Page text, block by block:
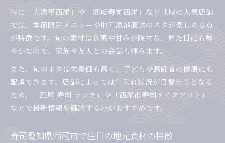
特に「大漁亭西尾」や「回転寿司西尾」など地域の人気店舗
では、季節限定メニューや地元漁港直送のネタが楽しめる点
が特徴です。旬の素材は食感や甘みが際立ち、見た目にも鮮
やかなので、家族や友人との会話も弾みます。
また、旬のネタは栄養価も高く、子どもや高齢者の健康にも
配慮できます。店舗によっては仕入れ状況が日替わりとなる
ため、「西尾 寿司 ランチ」や「西尾市寿司テイクアウト」
などで最新情報を確認するのがおすすめです。
寿司愛知県西尾市で注目の地元食材の特徴